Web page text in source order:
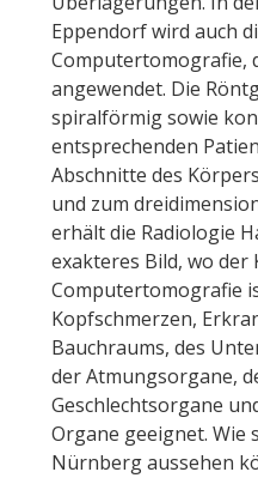
Eppendorf wird auch
Computertomografie,
angewendet. Die
spiralförmig sowie
entsprechenden
Abschnitte des
und zum
erhält die Radiologie
exakteres Bild, wo der
Computertomografie
Kopfschmerzen,
Bauchraums, des
der Atmungsorgane,
Geschlechtsorgane
Organe geeignet. Wie
Nürnberg aussehen